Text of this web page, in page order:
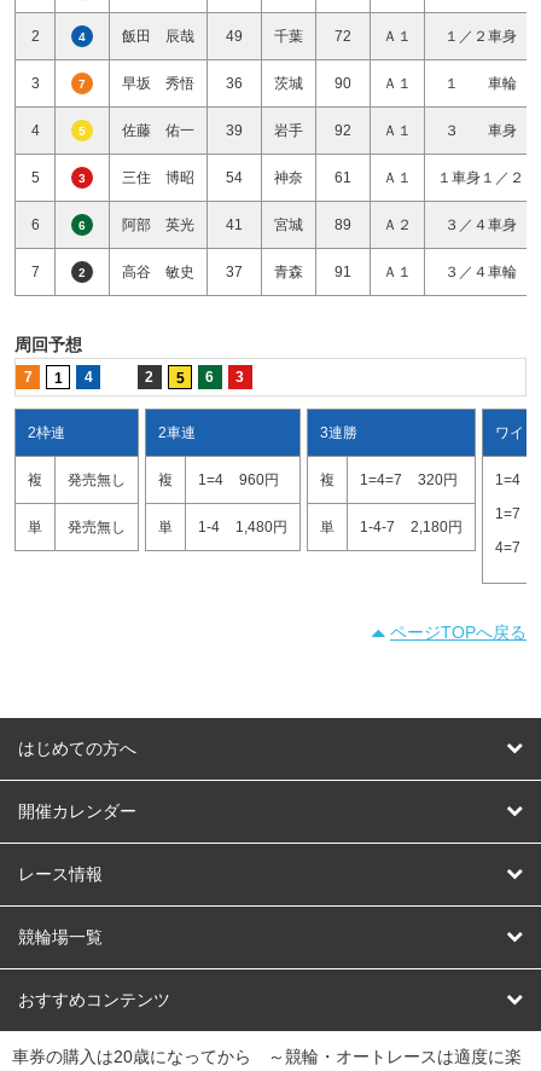
2 4 飯田 辰哉 49 千葉 72 Ａ１ １／２車身
3 7 早坂 秀悟 36 茨城 90 Ａ１ １ 車輪
4 5 佐藤 佑一 39 岩手 92 Ａ１ ３ 車身
5 3 三住 博昭 54 神奈 61 Ａ１ １車身１／２
6 6 阿部 英光 41 宮城 89 Ａ２ ３／４車身
7 2 高谷 敏史 37 青森 91 Ａ１ ３／４車輪
周回予想
7 1 4 2 5 6 3
2枠連
複 発売無し
単 発売無し
2車連
複 1=4 960円
単 1-4 1,480円
3連勝
複 1=4=7 320円
単 1-4-7 2,180円
ワイド
1=4
1=7
4=7
ページTOPへ戻る
はじめての方へ
はじめての方へ
開催カレンダー
競輪
オートレース
競輪くじ
Dokanto!
レース情報
レース予想
レース結果
キャリーオーバー一覧
競輪場一覧
北日本 函館競輪場
関 弥彦競輪場 前橋競輪場 取手競輪場 宇都宮競輪場
おすすめコンテンツ
競輪選手情報
車券の購入は20歳になってから ～競輪・オートレースは適度に楽